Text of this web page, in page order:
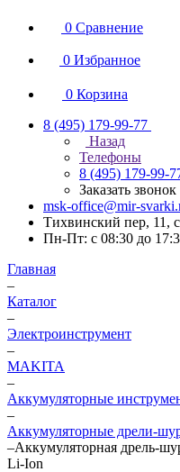
0 Сравнение
0 Избранное
0 Корзина
8 (495) 179-99-77
Назад
Телефоны
8 (495) 179-99-
Заказать звонок
msk-office@mir-
Тихвинский пер, 11,
Пн-Пт: с 08:30 до
Главная
–
Каталог
–
Электроинструмент
–
МAKITA
–
Аккумуляторные
–
Аккумуляторные дрели-
–Аккумуляторная дрель-
Li-Ion